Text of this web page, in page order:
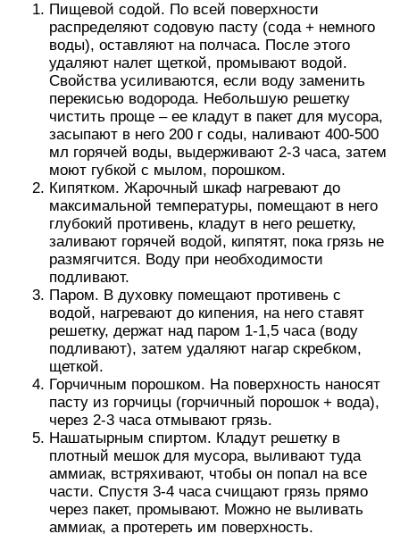
Пищевой содой. По всей поверхности
распределяют содовую пасту (сода + немного
воды), оставляют на полчаса. После этого
удаляют налет щеткой, промывают водой.
Свойства усиливаются, если воду заменить
перекисью водорода. Небольшую решетку
чистить проще – ее кладут в пакет для мусора,
засыпают в него 200 г соды, наливают 400-500
мл горячей воды, выдерживают 2-3 часа, затем
моют губкой с мылом, порошком.
Кипятком. Жарочный шкаф нагревают до
максимальной температуры, помещают в него
глубокий противень, кладут в него решетку,
заливают горячей водой, кипятят, пока грязь не
размягчится. Воду при необходимости
подливают.
Паром. В духовку помещают противень с
водой, нагревают до кипения, на него ставят
решетку, держат над паром 1-1,5 часа (воду
подливают), затем удаляют нагар скребком,
щеткой.
Горчичным порошком. На поверхность наносят
пасту из горчицы (горчичный порошок + вода),
через 2-3 часа отмывают грязь.
Нашатырным спиртом. Кладут решетку в
плотный мешок для мусора, выливают туда
аммиак, встряхивают, чтобы он попал на все
части. Спустя 3-4 часа счищают грязь прямо
через пакет, промывают. Можно не выливать
аммиак, а протереть им поверхность.